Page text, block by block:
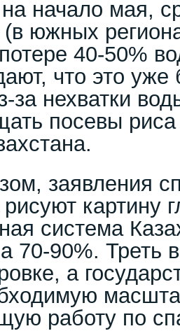
начало мая,
(в южных
40-50%
что это уже
за нехватки
посевы риса
заявления
картину
система
70-90%. Треть
а
работу по